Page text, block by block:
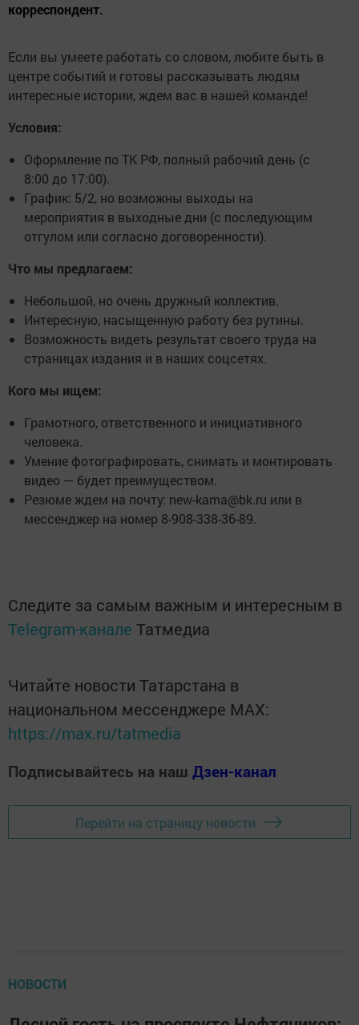
корреспондент.
Если вы умеете работать со словом, любите быть в
центре событий и готовы рассказывать людям
интересные истории, ждем вас в нашей команде!
Условия:
Оформление по ТК РФ, полный рабочий день (с
8:00 до 17:00).
График: 5/2, но возможны выходы на
мероприятия в выходные дни (с последующим
отгулом или согласно договоренности).
Что мы предлагаем:
Небольшой, но очень дружный коллектив.
Интересную, насыщенную работу без рутины.
Возможность видеть результат своего труда на
страницах издания и в наших соцсетях.
Кого мы ищем:
Грамотного, ответственного и инициативного
человека.
Умение фотографировать, снимать и монтировать
видео — будет преимуществом.
Резюме ждем на почту: new-kama@bk.ru или в
мессенджер на номер 8-908-338-36-89.
Следите за самым важным и интересным в
Telegram-канале Татмедиа
Читайте новости Татарстана в
национальном мессенджере MАХ:
https://max.ru/tatmedia
Подписывайтесь на наш Дзен-канал
Перейти на страницу новости
НОВОСТИ